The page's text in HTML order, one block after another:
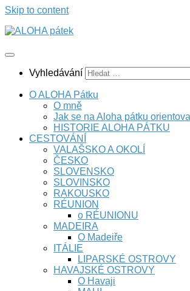
Skip to content
Vyhledávání
O ALOHA Pátku
O mně
Jak se na Aloha pátku
HISTORIE ALOHA PÁTKU
CESTOVÁNÍ
VALAŠSKO A OKOLÍ
ČESKO
SLOVENSKO
SLOVINSKO
RAKOUSKO
RÉUNION
o RÉUNIONU
MADEIRA
O Madeiře
ITÁLIE
LIPARSKÉ OSTROVY
HAVAJSKÉ OSTROVY
O Havaji